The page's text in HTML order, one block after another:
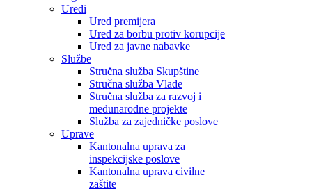
Uredi
Ured premijera
Ured za borbu protiv korupcije
Ured za javne nabavke
Službe
Stručna služba Skupštine
Stručna služba Vlade
Stručna služba za razvoj i
međunarodne projekte
Služba za zajedničke poslove
Uprave
Kantonalna uprava za
inspekcijske poslove
Kantonalna uprava civilne
zaštite